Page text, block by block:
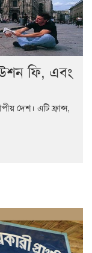
ফি, এবং
দেশ। এটি ফ্রান্স,